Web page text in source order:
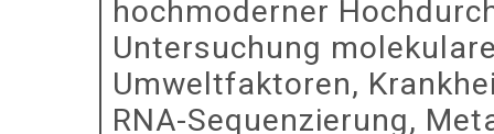
hochmoderner
Untersuchung
Umweltfaktoren,
RNA-Sequenzierung,